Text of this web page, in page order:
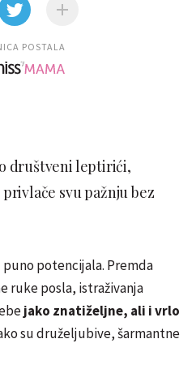
POSTALA
društveni leptirići,
svu pažnju bez
potencijala. Premda
ruke posla, istraživanja
jako znatiželjne, ali i vrlo
su druželjubive, šarmantne